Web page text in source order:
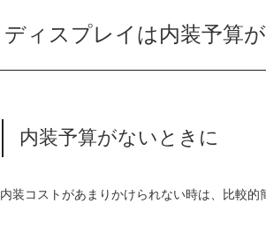
ディスプレイは内装予算
内装予算がないときに
内装コストがあまりかけられない時は、比較